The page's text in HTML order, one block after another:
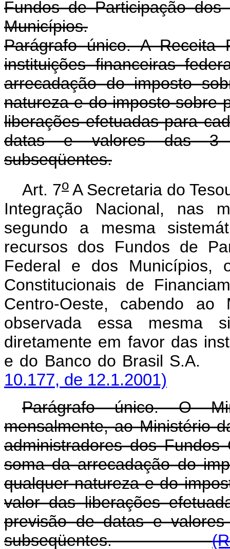
Fundos de Participação
Municípios.
Parágrafo único. A Receita
instituições financeiras
arrecadação do imposto
natureza e do imposto sobre
liberações efetuadas para
datas e valores das 3
subseqüentes.
Art. 7o A Secretaria do
Integração Nacional, nas
segundo a mesma
recursos dos Fundos de
Federal e dos Municípios,
Constitucionais de
Centro-Oeste, cabendo ao
observada essa mesma
diretamente em favor das
e do Banco do
10.177, de 12.1.2001)
Parágrafo único. O
mensalmente, ao Ministério
administradores dos
soma da arrecadação do
qualquer natureza e do
valor das liberações
previsão de datas e
subseqüentes.